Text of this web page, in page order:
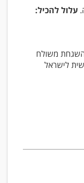
עלול להכיל:
משולח
לישראל